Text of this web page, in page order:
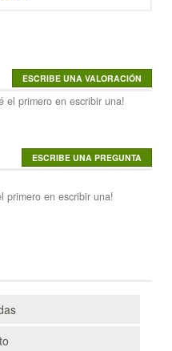
el primero en escribir una!
primero en escribir una!